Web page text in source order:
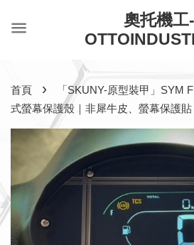
奧托機工-
首頁 ›
「SKUNY-原型裝甲」SYM
式螢幕保護殼｜非犀牛皮、螢幕保護貼